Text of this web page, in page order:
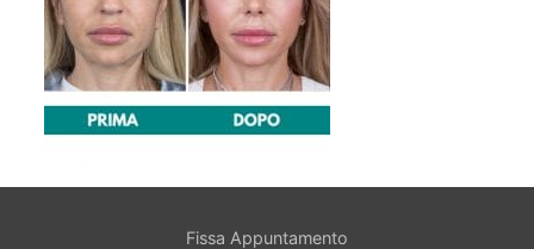
Fissa Appuntamento